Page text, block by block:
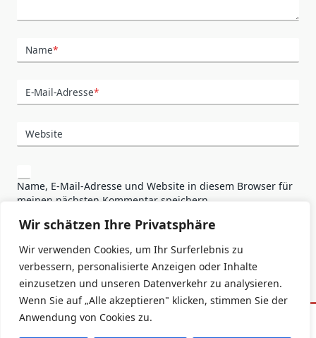
Wir schätzen Ihre Privatsphäre
Wir verwenden Cookies, um Ihr Surferlebnis zu
verbessern, personalisierte Anzeigen oder Inhalte
einzusetzen und unseren Datenverkehr zu analysieren.
Wenn Sie auf „Alle akzeptieren" klicken, stimmen Sie der
Anwendung von Cookies zu.
Name*
E-Mail-Adresse*
Website
Name, E-Mail-Adresse und Website in diesem Browser für
meinen nächsten Kommentar speichern.